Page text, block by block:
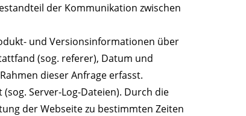
der Kommunikation zwischen
und Versionsinformationen über
(sog. referer), Datum und
dieser Anfrage erfasst.
Server-Log-Dateien). Durch die
der Webseite zu bestimmten Zeiten